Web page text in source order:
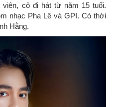
cô đi hát từ năm 15 tuổi.
nhạc Pha Lê và GPI. Có thời
Hằng.